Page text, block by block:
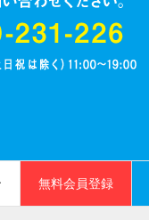
無料会員登録